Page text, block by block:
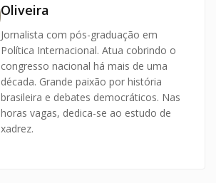
Oliveira
Jornalista com pós-graduação em
Política Internacional. Atua cobrindo o
congresso nacional há mais de uma
década. Grande paixão por história
brasileira e debates democráticos. Nas
horas vagas, dedica-se ao estudo de
xadrez.